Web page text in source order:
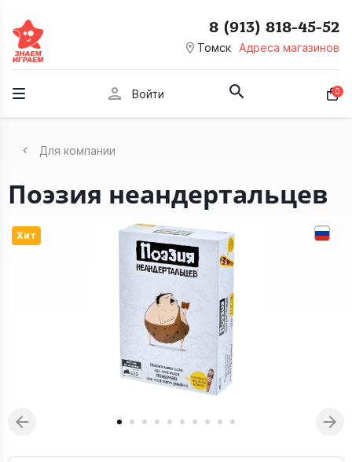
room Томск Адреса магазинов
8 (913) 818-45-52
person Войти 0
Для компании
Поэзия неандертальцев
Хит